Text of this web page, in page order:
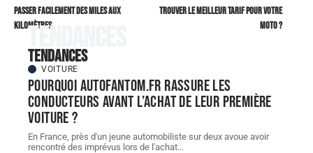
passer facilement des miles aux
kilomètres
trouver le meilleur tarif pour votre
moto ?
Tendances
Tendances
VOITURE
Pourquoi autofantom.fr rassure les
conducteurs avant l’achat de leur première
voiture ?
En France, près d'un jeune automobiliste sur deux avoue avoir
rencontré des imprévus lors de l'achat…